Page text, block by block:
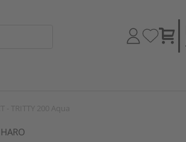
HARO